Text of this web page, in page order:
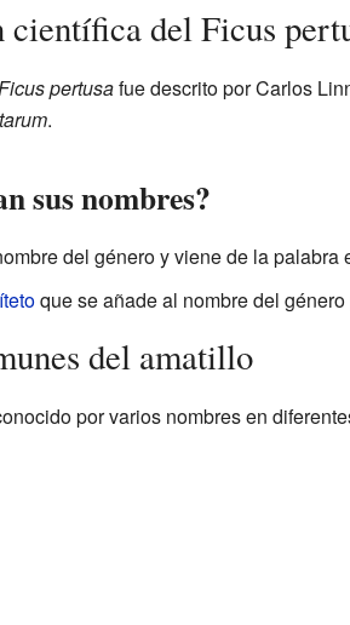
del Ficus
pertusafue descrito por Carlos
.
sus nombres?
del género y viene de la palabra
que se añade al nombre del
del amatillo
por varios nombres en